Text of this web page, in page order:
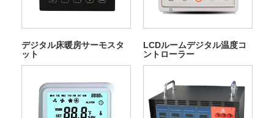
デジタル床暖房サーモスタ
ット
LCDルームデジタル温度コ
ントローラー